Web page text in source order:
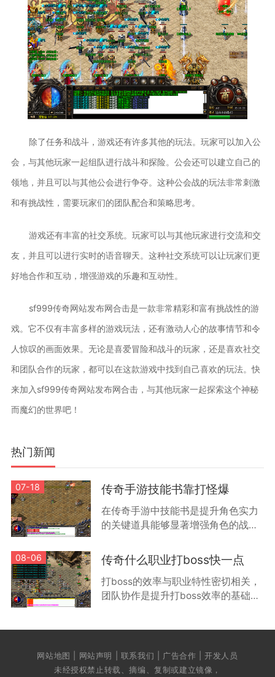
除了任务和战斗，游戏还有许多其他的玩法。玩家可以加入公
会，与其他玩家一起组队进行战斗和探险。公会还可以建立自己的
领地，并且可以与其他公会进行争夺。这种公会战的玩法非常刺激
和有挑战性，需要玩家们的团队配合和策略思考。
游戏还有丰富的社交系统。玩家可以与其他玩家进行交流和交
友，并且可以进行实时的语音聊天。这种社交系统可以让玩家们更
好地合作和互动，增强游戏的乐趣和互动性。
sf999传奇网站发布网合击是一款非常精彩和富有挑战性的游
戏。它不仅有丰富多样的游戏玩法，还有激动人心的故事情节和令
人惊叹的画面效果。无论是喜爱冒险和战斗的玩家，还是喜欢社交
和团队合作的玩家，都可以在这款游戏中找到自己喜欢的玩法。快
来加入sf999传奇网站发布网合击，与其他玩家一起探索这个神秘
而魔幻的世界吧！
热门新闻
07-18 传奇手游技能书靠打怪爆
在传奇手游中技能书是提升角色实力
的关键道具能够显著增强角色的战斗
能书主要通过击败怪物获得不同等级
的怪物掉落技能书的品质和类型有所
差
08-06 传奇什么职业打boss快一点
打boss的效率与职业特性密切相关，
团队协作是提升打boss效率的基础方
疗和辅
网站地图 | 网站声明 | 联系我们 | 广告合作 | 开发人员
未经授权禁止转载、摘编、复制或建立镜像，